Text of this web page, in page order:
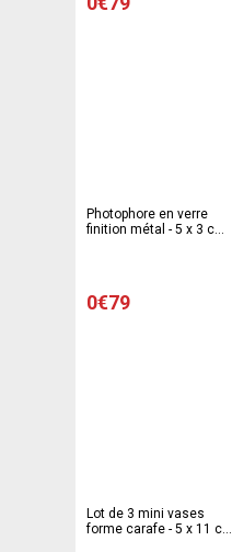
Photophore en verre
finition métal - 5 x 3 cm -
0€79
Lot de 3 mini vases
forme carafe - 5 x 11 cm